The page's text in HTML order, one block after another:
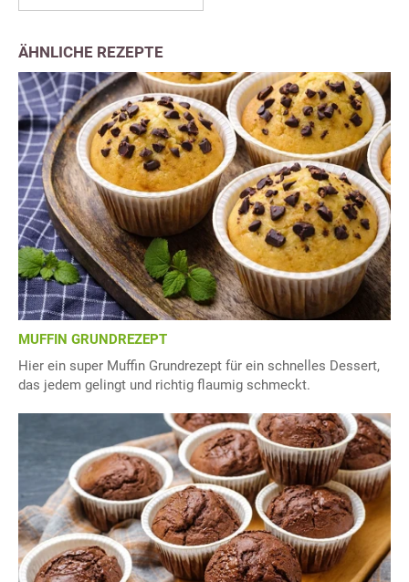
ÄHNLICHE REZEPTE
MUFFIN GRUNDREZEPT
Hier ein super Muffin Grundrezept für ein schnelles Dessert,
das jedem gelingt und richtig flaumig schmeckt.